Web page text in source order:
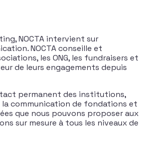
NOCTA intervient sur
NOCTA conseille et
les ONG, les fundraisers et
de leurs engagements depuis
permanent des institutions,
communication de fondations et
que nous pouvons proposer aux
sur mesure à tous les niveaux de